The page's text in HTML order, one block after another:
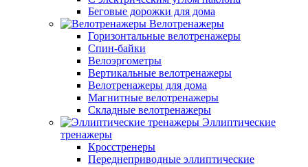
Беговые дорожки для дома
Велотренажеры
Горизонтальные велотренажеры
Спин-байки
Велоэргометры
Вертикальные велотренажеры
Велотренажеры для дома
Магнитные велотренажеры
Складные велотренажеры
Эллиптические
тренажеры
Кросстренеры
Переднеприводные эллиптические